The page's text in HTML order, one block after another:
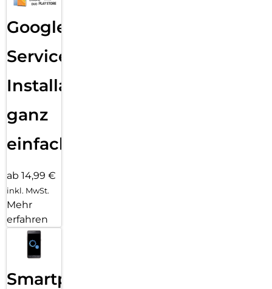
Google
Services
Installation
ganz
einfach
ab 14,99 €
inkl. MwSt.
Mehr
erfahren
Smartphone